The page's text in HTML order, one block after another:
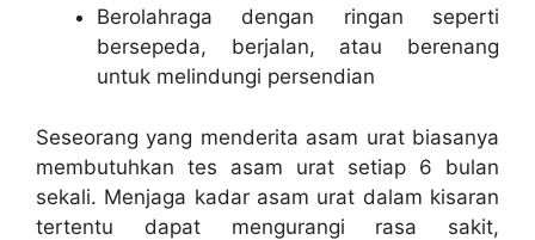
Berolahraga dengan ringan seperti
bersepeda, berjalan, atau berenang
untuk melindungi persendian
Seseorang yang menderita asam urat biasanya
membutuhkan tes asam urat setiap 6 bulan
sekali. Menjaga kadar asam urat dalam kisaran
tertentu dapat mengurangi rasa sakit,